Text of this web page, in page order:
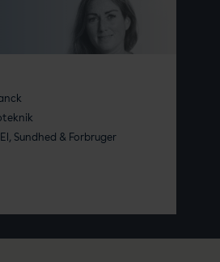
Sundhed & Forbruger